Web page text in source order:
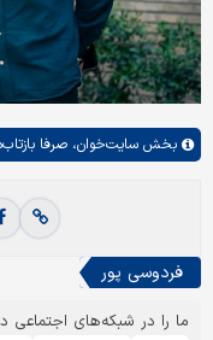
بخش سایت‌خوان، صرفا
فردوسی پور
ما را در شبکه‌های اجتماعی